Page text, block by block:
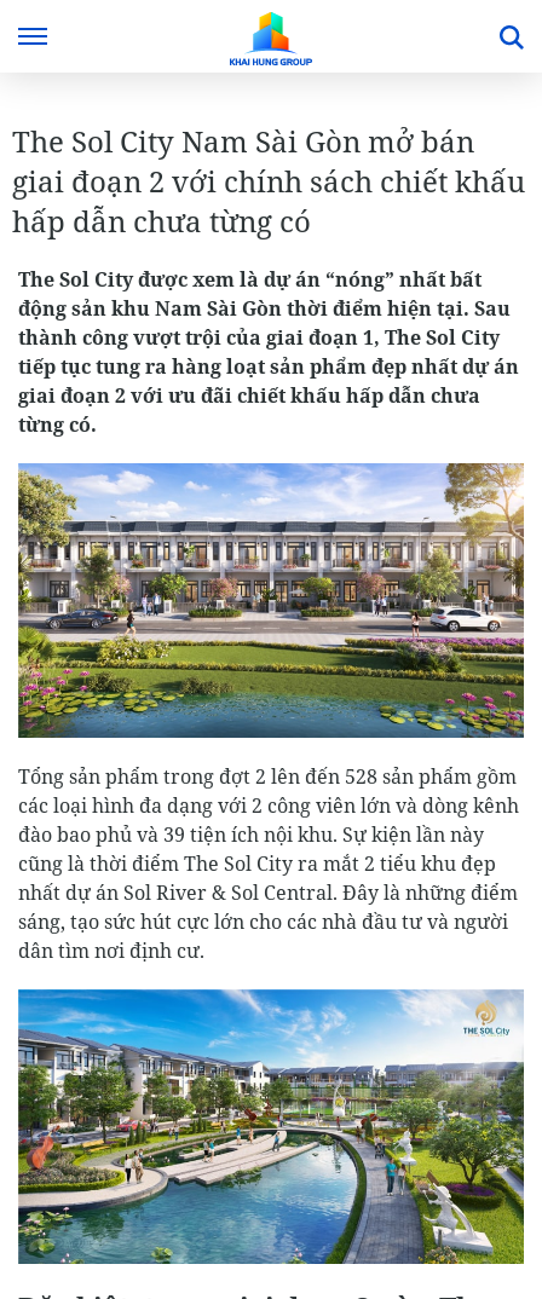
The Sol City Nam Sài Gòn mở bán
giai đoạn 2 với chính sách chiết khấu
hấp dẫn chưa từng có
The Sol City được xem là dự án “nóng” nhất bất
động sản khu Nam Sài Gòn thời điểm hiện tại. Sau
thành công vượt trội của giai đoạn 1, The Sol City
tiếp tục tung ra hàng loạt sản phẩm đẹp nhất dự án
giai đoạn 2 với ưu đãi chiết khấu hấp dẫn chưa
từng có.
Tổng sản phẩm trong đợt 2 lên đến 528 sản phẩm gồm
các loại hình đa dạng với 2 công viên lớn và dòng kênh
đào bao phủ và 39 tiện ích nội khu. Sự kiện lần này
cũng là thời điểm The Sol City ra mắt 2 tiểu khu đẹp
nhất dự án Sol River & Sol Central. Đây là những điểm
sáng, tạo sức hút cực lớn cho các nhà đầu tư và người
dân tìm nơi định cư.